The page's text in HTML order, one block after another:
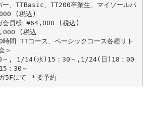
ー、TTBasic、TT200卒業生、マイソールパ
(税込)
会員様 ¥64,000 (税込)
(税込
時間 TTコース、ベーシックコース各種リト
＞
～, 1/14(水)15：30～,1/24(日)18：00
：30～